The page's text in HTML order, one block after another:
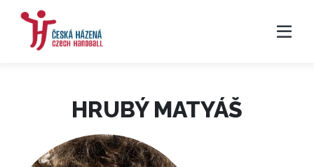
HRUBÝ MATYÁŠ